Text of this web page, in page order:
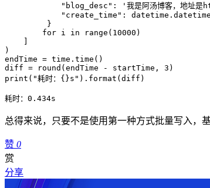
"blog_desc": '我是阿汤博客，地址是
"create_time":
}
for i in range(10000)
)
endTime = time.time()
diff = round(endTime - startTime, 3)
print("耗时：{}s").format(diff)
耗时：0.434s
总得来说，只要不是使用第一种方式批量写入，
赞 0
赏
分享